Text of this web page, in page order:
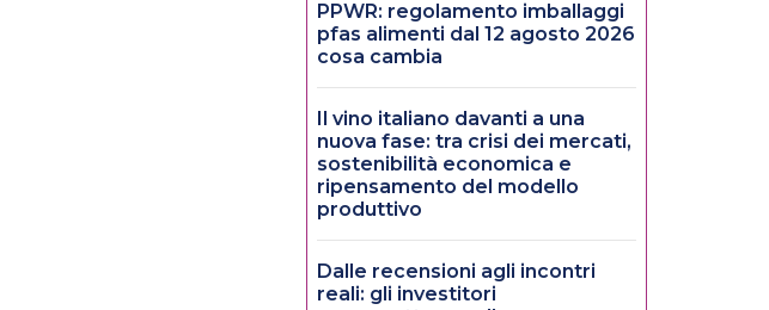
PPWR: regolamento imballaggi
pfas alimenti dal 12 agosto 2026
cosa cambia
Il vino italiano davanti a una
nuova fase: tra crisi dei mercati,
sostenibilità economica e
ripensamento del modello
produttivo
Dalle recensioni agli incontri
reali: gli investitori